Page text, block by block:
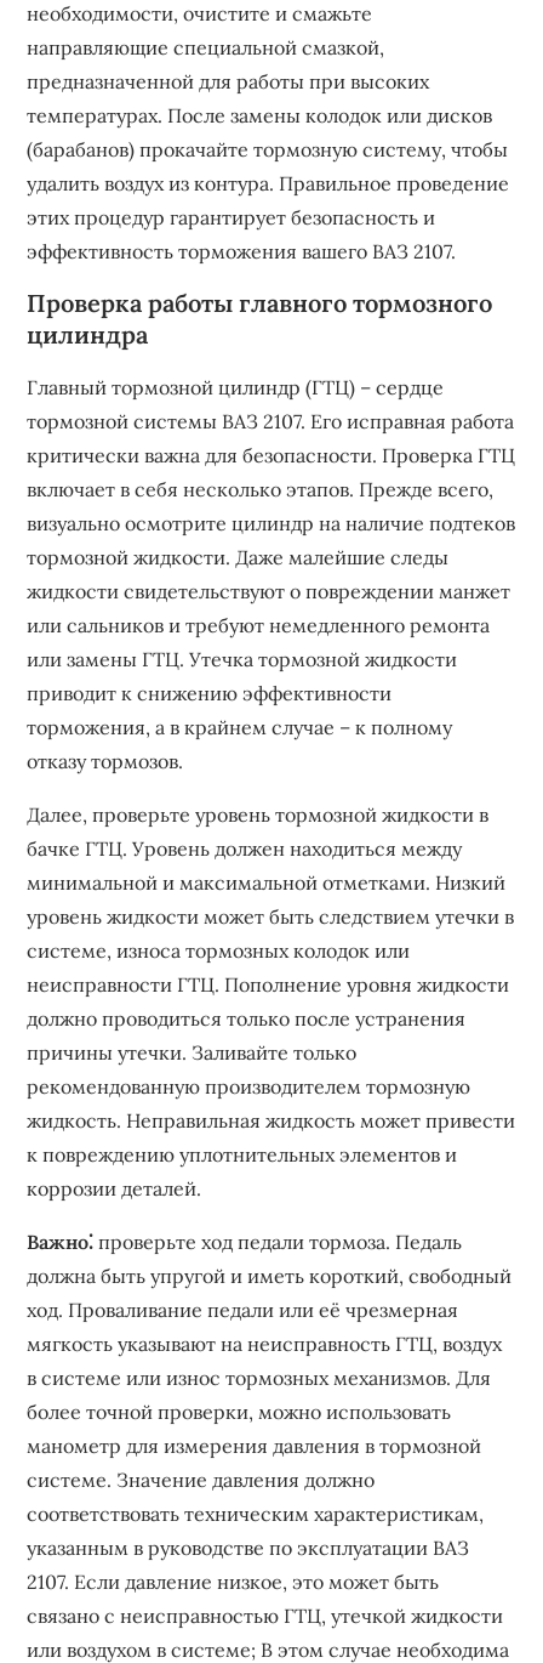
необходимости, очистите и смажьте
направляющие специальной смазкой,
предназначенной для работы при высоких
температурах. После замены колодок или дисков
(барабанов) прокачайте тормозную систему, чтобы
удалить воздух из контура. Правильное проведение
этих процедур гарантирует безопасность и
эффективность торможения вашего ВАЗ 2107.
Проверка работы главного тормозного
цилиндра
Главный тормозной цилиндр (ГТЦ) – сердце
тормозной системы ВАЗ 2107. Его исправная работа
критически важна для безопасности. Проверка ГТЦ
включает в себя несколько этапов. Прежде всего,
визуально осмотрите цилиндр на наличие подтеков
тормозной жидкости. Даже малейшие следы
жидкости свидетельствуют о повреждении манжет
или сальников и требуют немедленного ремонта
или замены ГТЦ. Утечка тормозной жидкости
приводит к снижению эффективности
торможения, а в крайнем случае – к полному
отказу тормозов.
Далее, проверьте уровень тормозной жидкости в
бачке ГТЦ. Уровень должен находиться между
минимальной и максимальной отметками. Низкий
уровень жидкости может быть следствием утечки в
системе, износа тормозных колодок или
неисправности ГТЦ. Пополнение уровня жидкости
должно проводиться только после устранения
причины утечки. Заливайте только
рекомендованную производителем тормозную
жидкость. Неправильная жидкость может привести
к повреждению уплотнительных элементов и
коррозии деталей.
Важно⁚ проверьте ход педали тормоза. Педаль
должна быть упругой и иметь короткий, свободный
ход. Проваливание педали или её чрезмерная
мягкость указывают на неисправность ГТЦ, воздух
в системе или износ тормозных механизмов. Для
более точной проверки, можно использовать
манометр для измерения давления в тормозной
системе. Значение давления должно
соответствовать техническим характеристикам,
указанным в руководстве по эксплуатации ВАЗ
2107. Если давление низкое, это может быть
связано с неисправностью ГТЦ, утечкой жидкости
или воздухом в системе; В этом случае необходима